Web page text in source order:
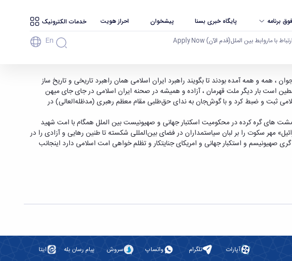
فوق برنامه پایگاه خبری بسنا پیشخوان احراز هویت خدمات الکترونیک
ارتباط با ماروابط بین الملل(قدم الآن) Apply Now En
بوعلی سینا همدان
همه و همه آمده بودند تا بگویند راهبرد ایران اسلامی همان راهبرد تاریخی و تاریخ ساز
استبار دیگر ملت قهرمان ، آزاده و همیشه در صحنه ایران اسلامی در جای جای میهن
ثبت و ضبط کرد و با گوش‌جان به ندای حق‌طلبی مقام معظم رهبری (مدظله‌العالی) در
های گره کرده در محکومیت اسکتبار جهانی و صهیونیست بین المللهمگام با امت شهید
مهر سکوت را بر لبان سیاستمداران در فضای بین‌المللی شکسته تا طنین رهایی و آزادی را در
و استکبار جهانی و امریکای جنایتکار و تظلم خواهی امت اسلامی دارد اینجانب
آپارات تلگرام واتساپ سروش پیام رسان بله ایتا